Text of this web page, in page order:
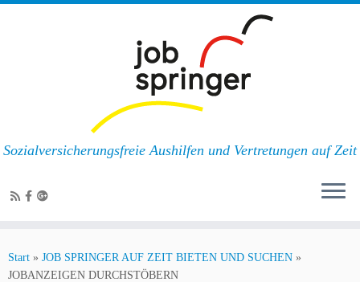
Inhalt
springen
Sozialversicherungsfreie Aushilfen und Vertretungen auf Zeit
Start » JOB SPRINGER AUF ZEIT BIETEN UND SUCHEN »
JOBANZEIGEN DURCHSTÖBERN